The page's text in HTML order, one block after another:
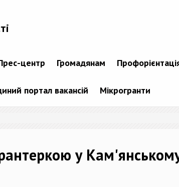
центр Громадянам
портал вакансій Мікрогранти
у